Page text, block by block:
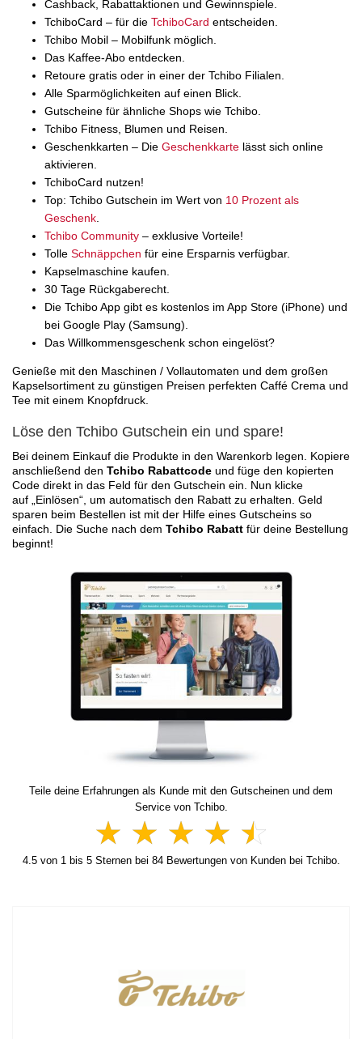
Cashback, Rabattaktionen und Gewinnspiele.
TchiboCard – für die TchiboCard entscheiden.
Tchibo Mobil – Mobilfunk möglich.
Das Kaffee-Abo entdecken.
Retoure gratis oder in einer der Tchibo Filialen.
Alle Sparmöglichkeiten auf einen Blick.
Gutscheine für ähnliche Shops wie Tchibo.
Tchibo Fitness, Blumen und Reisen.
Geschenkkarten – Die Geschenkkarte lässt sich online
aktivieren.
TchiboCard nutzen!
Top: Tchibo Gutschein im Wert von 10 Prozent als
Geschenk
Tchibo Community – exklusive Vorteile!
Tolle Schnäppchen für eine Ersparnis verfügbar.
Kapselmaschine kaufen.
30 Tage Rückgaberecht.
Die Tchibo App gibt es kostenlos im App Store (iPhone) und
bei Google Play (Samsung).
Das Willkommensgeschenk schon eingelöst?
Genieße mit den Maschinen / Vollautomaten und dem großen
Kapselsortiment zu günstigen Preisen perfekten Caffé Crema und
Tee mit einem Knopfdruck.
Löse den Tchibo Gutschein ein und spare!
Bei deinem Einkauf die Produkte in den Warenkorb legen. Kopiere
anschließend den Tchibo Rabattcode und füge den kopierten
Code direkt in das Feld für den Gutschein ein. Nun klicke
auf „Einlösen“, um automatisch den Rabatt zu erhalten. Geld
sparen beim Bestellen ist mit der Hilfe eines Gutscheins so
einfach. Die Suche nach dem Tchibo Rabatt für deine Bestellung
beginnt!
Teile deine Erfahrungen als Kunde mit den Gutscheinen und dem
Service von Tchibo.
4.5von 1 bis 5Sternen bei 84Bewertungen von Kunden bei Tchibo.